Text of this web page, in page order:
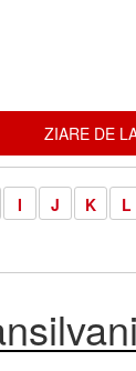
ZIARE DE
I J K L